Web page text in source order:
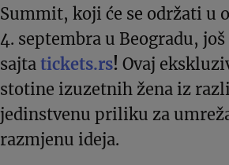
Summit, koji će se održati u
4. septembra u Beogradu,
sajta tickets.rs! Ovaj
stotine izuzetnih žena iz
jedinstvenu priliku za
razmjenu ideja.